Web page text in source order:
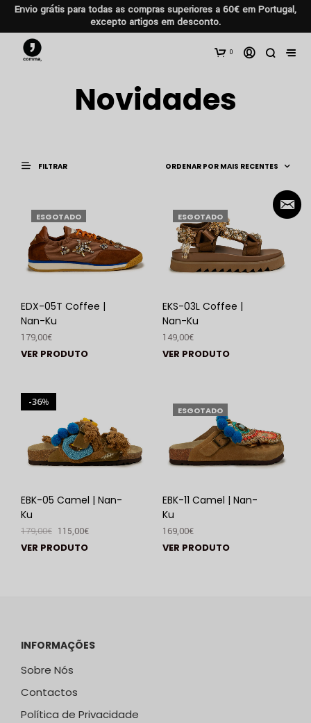
Envio grátis para todas as compras superiores a 60€ em Portugal,
excepto artigos em desconto.
0
Novidades
FILTRAR
ESGOTADO
EDX-05T Coffee |
Nan-Ku
179,00€
VER PRODUTO
ESGOTADO
EKS-03L Coffee |
Nan-Ku
149,00€
VER PRODUTO
%
36
EBK-05 Camel | Nan-
Ku
179,00€ 115,00€
VER PRODUTO
ESGOTADO
EBK-11 Camel | Nan-
Ku
169,00€
VER PRODUTO
INFORMAÇÕES
Sobre Nós
Contactos
Política de Privacidade